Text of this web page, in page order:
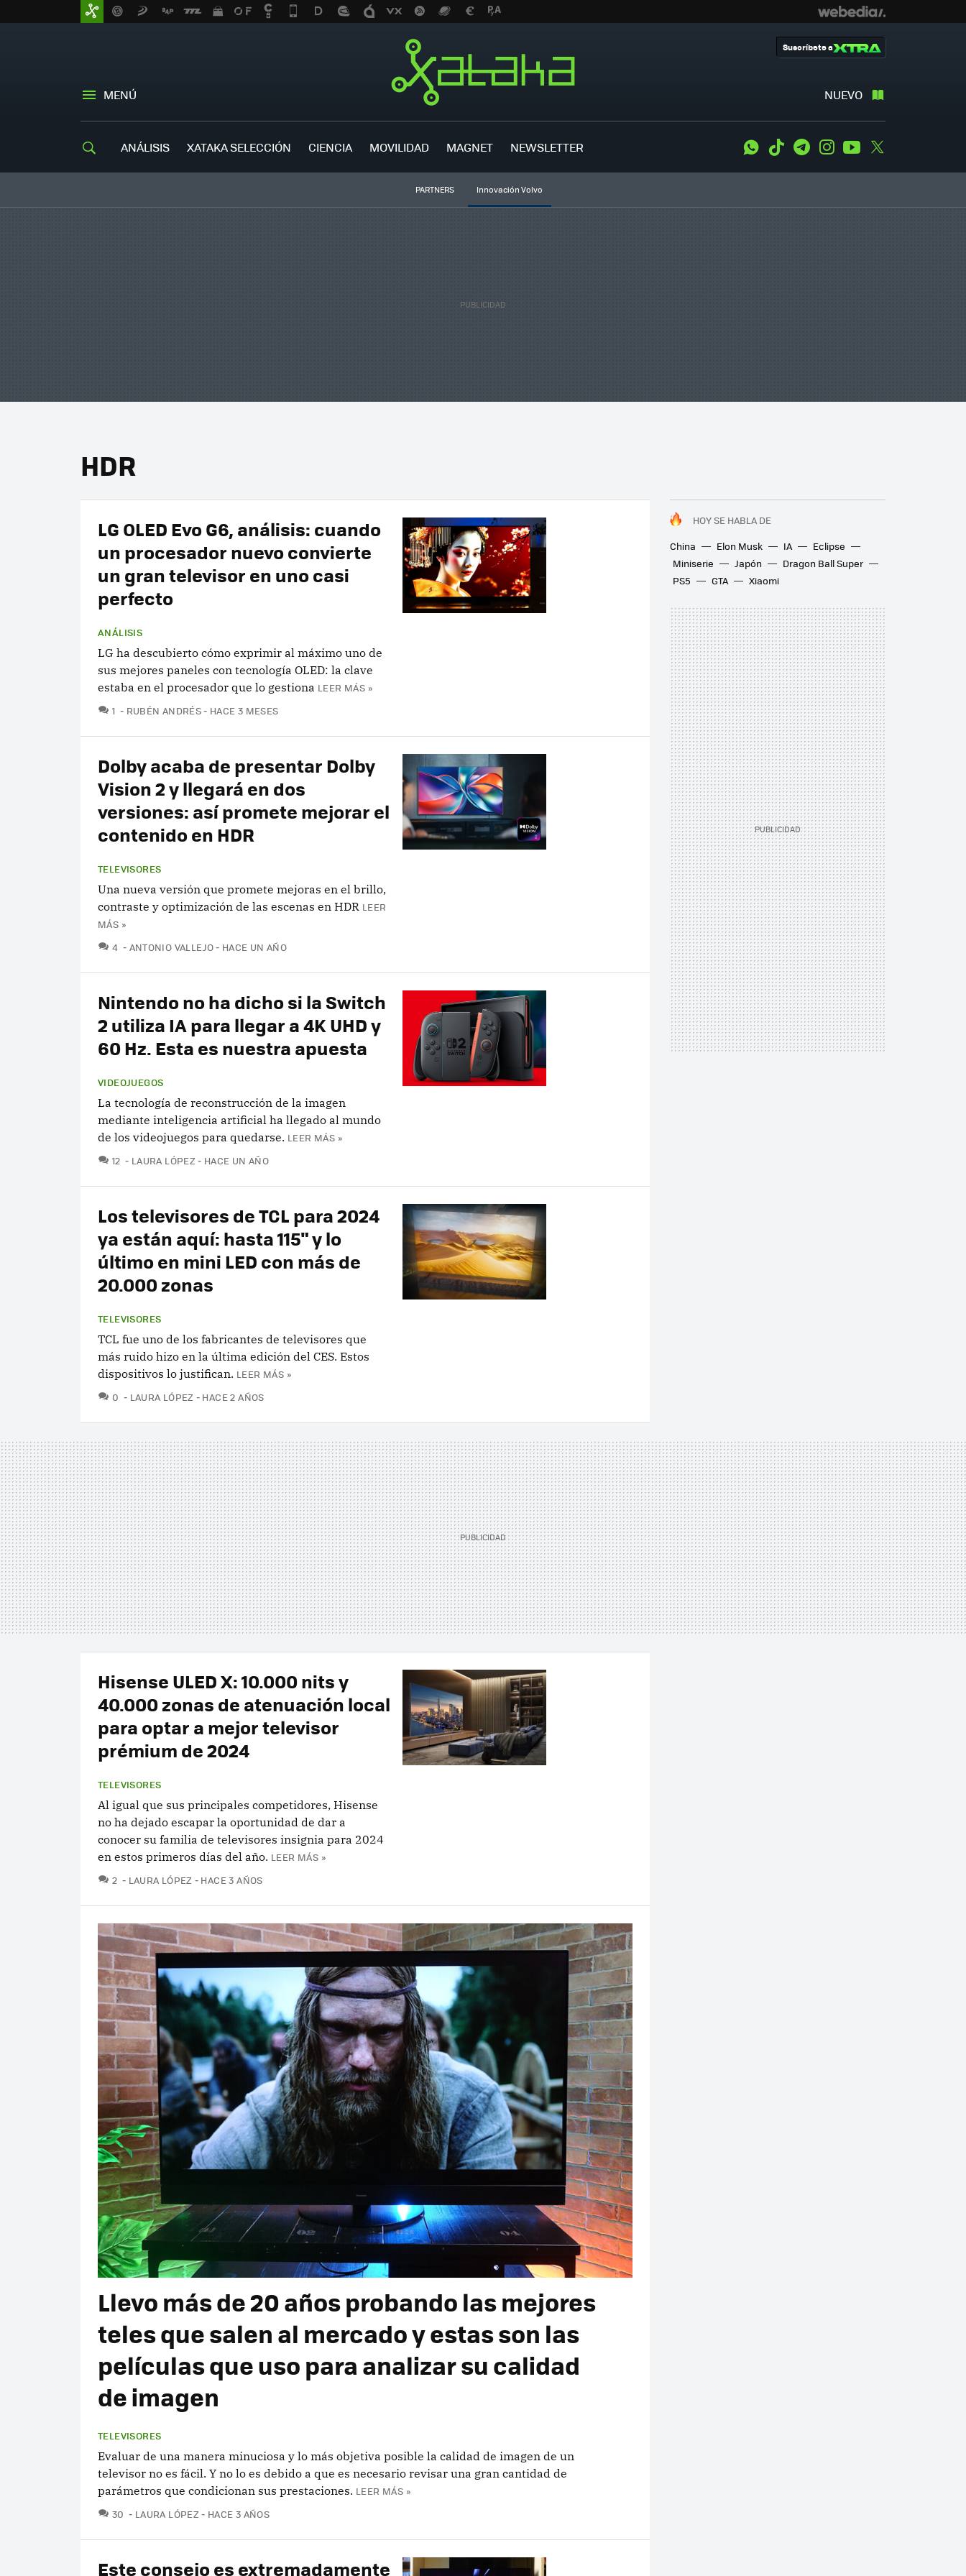
MENÚ NUEVO
Suscríbete a
ANÁLISIS XATAKA SELECCIÓN CIENCIA MOVILIDAD MAGNET NEWSLETTER WhatsApp
Tiktok TelegramInstagramYoutube
PARTNERS Innovación Volvo
HDR
HOY SE HABLA DE
China
Elon Musk IA
Eclipse
Miniserie
Japón
Dragon Ball Super
PS5
GTA Xiaomi
LG OLED Evo G6, análisis: cuando
un procesador nuevo convierte
un gran televisor en uno casi
perfecto
ANÁLISIS
LG ha descubierto cómo exprimir al máximo uno de
sus mejores paneles con tecnología OLED: la clave
estaba en el procesador que lo gestiona LEER MÁS »
1 COMENTARIOS
RUBÉN ANDRÉS HACE 3 MESES
Dolby acaba de presentar Dolby
Vision 2 y llegará en dos
versiones: así promete mejorar el
contenido en HDR
TELEVISORES
Una nueva versión que promete mejoras en el brillo,
contraste y optimización de las escenas en HDR LEER
MÁS »
4 COMENTARIOS
ANTONIO VALLEJO HACE UN AÑO
Nintendo no ha dicho si la Switch
2 utiliza IA para llegar a 4K UHD y
60 Hz. Esta es nuestra apuesta
VIDEOJUEGOS
La tecnología de reconstrucción de la imagen
mediante inteligencia artificial ha llegado al mundo
de los videojuegos para quedarse. LEER MÁS »
12 COMENTARIOS
LAURA LÓPEZ HACE UN AÑO
Los televisores de TCL para 2024
ya están aquí: hasta 115" y lo
último en mini LED con más de
20.000 zonas
TELEVISORES
TCL fue uno de los fabricantes de televisores que
más ruido hizo en la última edición del CES. Estos
dispositivos lo justifican. LEER MÁS »
0 COMENTARIOS
LAURA LÓPEZ HACE 2 AÑOS
Hisense ULED X: 10.000 nits y
40.000 zonas de atenuación local
para optar a mejor televisor
prémium de 2024
TELEVISORES
Al igual que sus principales competidores, Hisense
no ha dejado escapar la oportunidad de dar a
conocer su familia de televisores insignia para 2024
en estos primeros días del año. LEER MÁS »
2 COMENTARIOS
LAURA LÓPEZ HACE 3 AÑOS
Llevo más de 20 años probando las mejores
teles que salen al mercado y estas son las
películas que uso para analizar su calidad
de imagen
TELEVISORES
Evaluar de una manera minuciosa y lo más objetiva posible la calidad de imagen de un
televisor no es fácil. Y no lo es debido a que es necesario revisar una gran cantidad de
parámetros que condicionan sus prestaciones. LEER MÁS »
30 COMENTARIOS
LAURA LÓPEZ HACE 3 AÑOS
Este consejo es extremadamente